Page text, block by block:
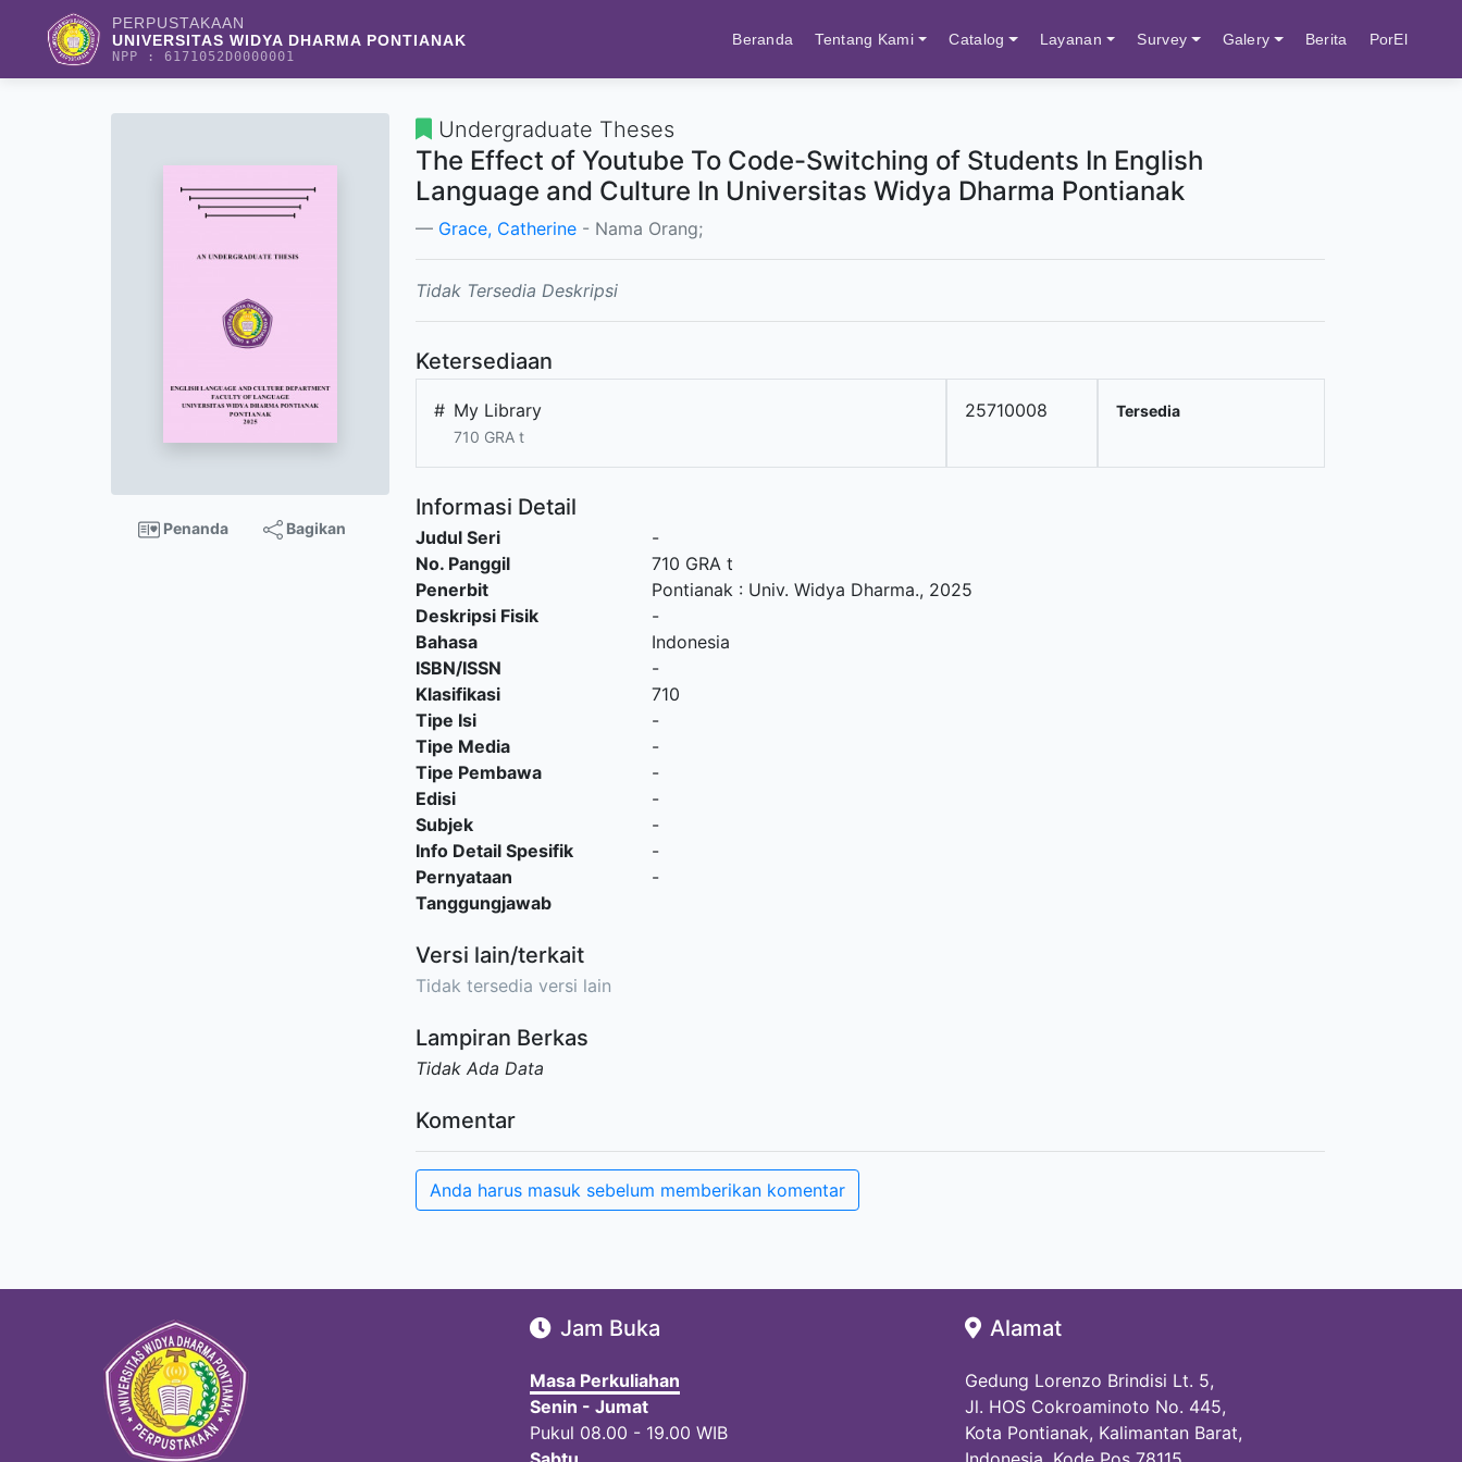
PERPUSTAKAAN
UNIVERSITAS WIDYA DHARMA PONTIANAK
NPP : 6171052D0000001
Beranda Tentang Kami Catalog Layanan Survey Galery Berita PorEl
Penanda Bagikan
Undergraduate Theses
The Effect of Youtube To Code-Switching of Students In English
Language and Culture In Universitas Widya Dharma Pontianak
Grace, Catherine - Nama Orang;
Tidak Tersedia Deskripsi
Ketersediaan
# My Library
710 GRA t
25710008 Tersedia
Informasi Detail
Judul Seri
-
No. Panggil
710 GRA t
Penerbit
Pontianak: Univ. Widya Dharma., 2025
Deskripsi Fisik
-
Bahasa
Indonesia
ISBN/ISSN
-
Klasifikasi
710
Tipe Isi
-
Tipe Media
-
Tipe Pembawa
-
Edisi
-
Subjek
-
Info Detail Spesifik
-
Pernyataan
Tanggungjawab
-
Versi lain/terkait
Tidak tersedia versi lain
Lampiran Berkas
Tidak Ada Data
Komentar
Anda harus masuk sebelum memberikan komentar
Jam Buka
Masa Perkuliahan
Senin - Jumat
Pukul 08.00 - 19.00 WIB
Alamat
Gedung Lorenzo Brindisi Lt. 5,
Jl. HOS Cokroaminoto No. 445,
Kota Pontianak, Kalimantan Barat,